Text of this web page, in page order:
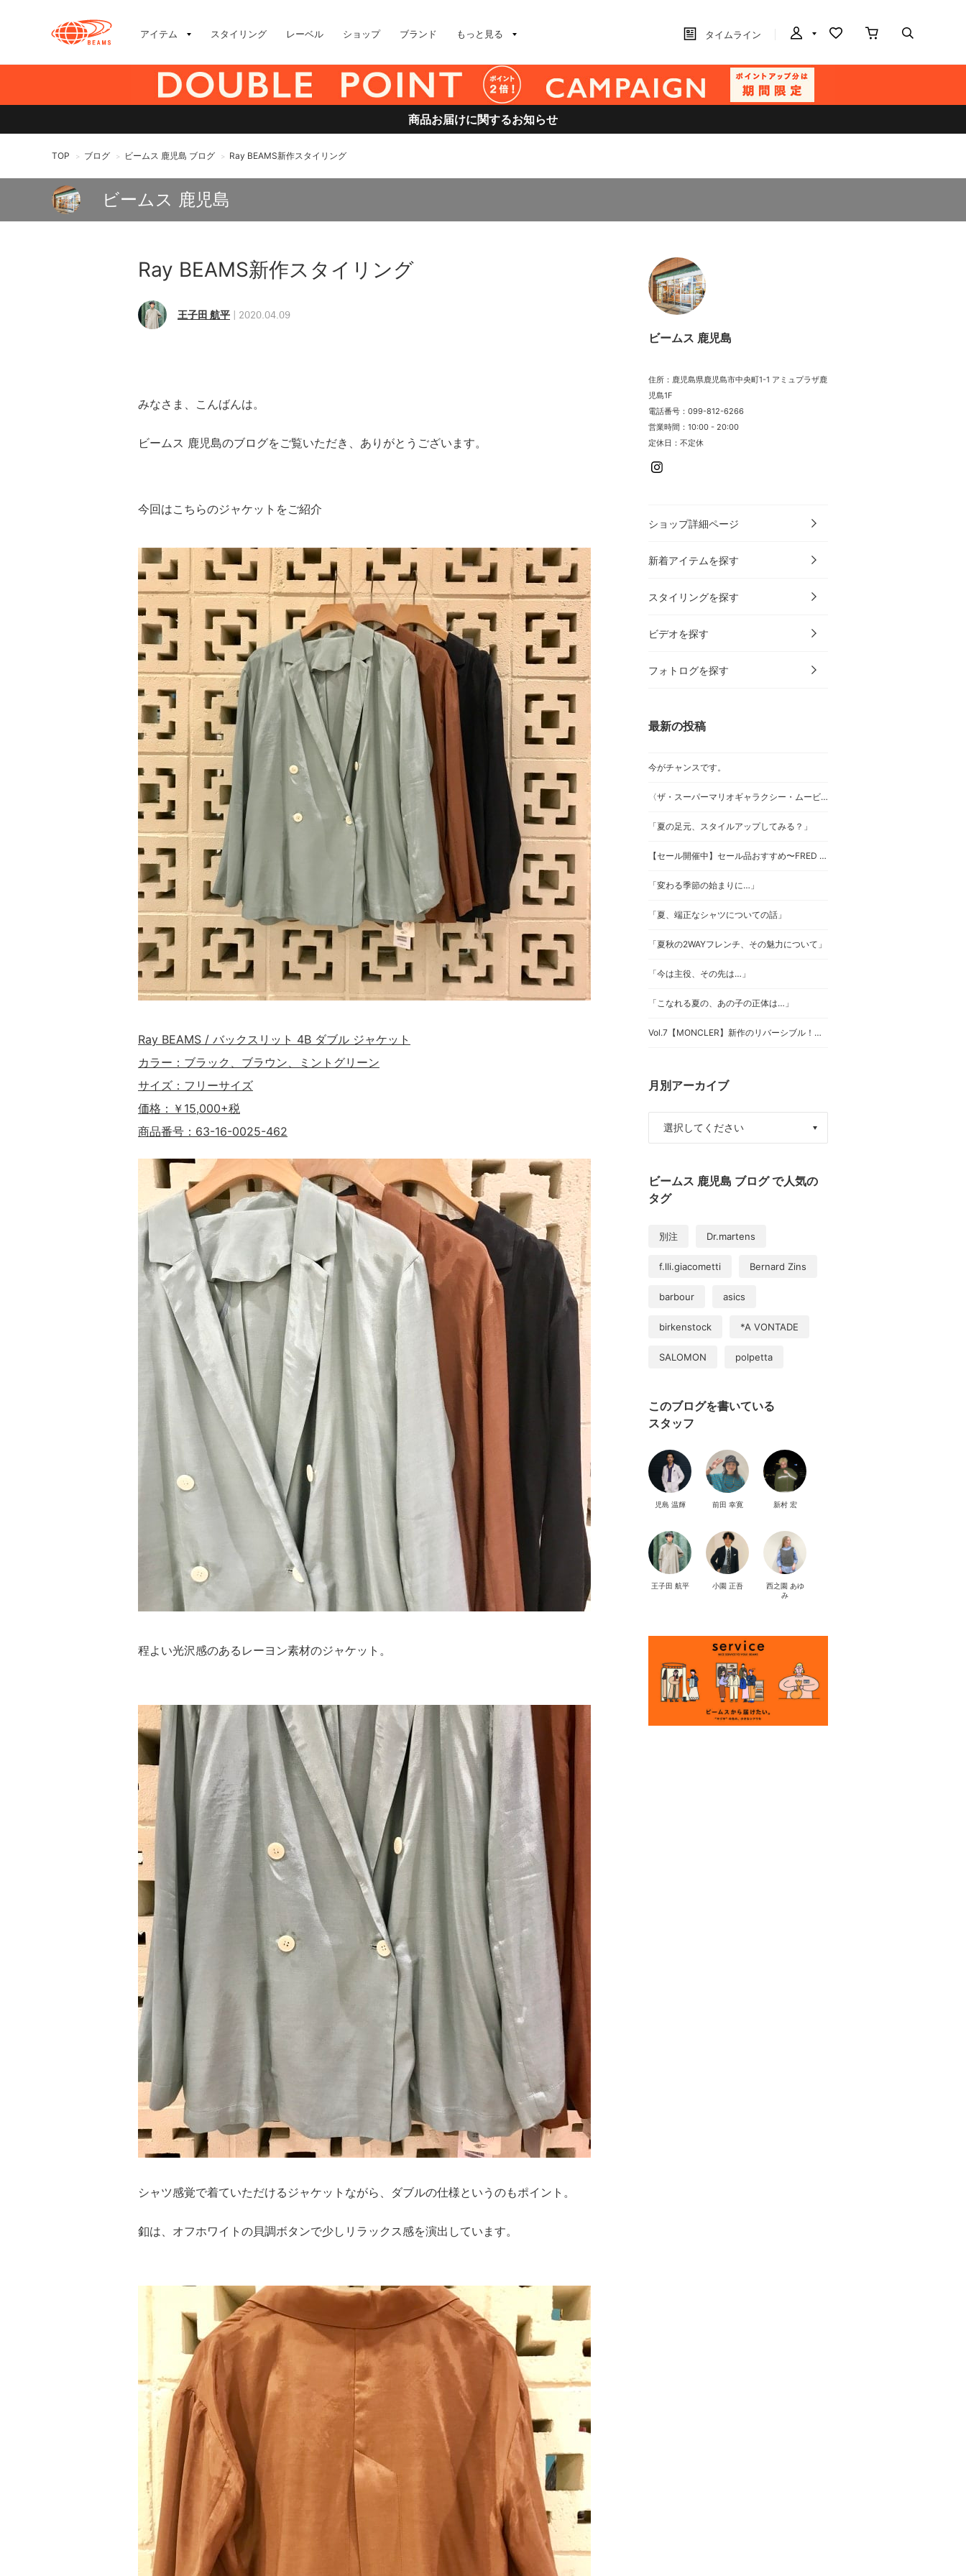
アイテム スタイリング レーベル ショップ ブランド もっと見る タイムライン
商品お届けに関するお知らせ
TOP > ブログ > ビームス 鹿児島 ブログ > Ray BEAMS新作スタイリング
ビームス 鹿児島
Ray BEAMS新作スタイリング
王子田 航平 2020.04.09
みなさま、こんばんは。
ビームス 鹿児島のブログをご覧いただき、ありがとうございます。
今回はこちらのジャケットをご紹介
Ray BEAMS / バックスリット 4B ダブル ジャケット
カラー：ブラック、ブラウン、ミントグリーン
サイズ：フリーサイズ
価格：￥15,000+税
商品番号：63-16-0025-462
程よい光沢感のあるレーヨン素材のジャケット。
シャツ感覚で着ていただけるジャケットながら、ダブルの仕様というのもポイント。
釦は、オフホワイトの貝調ボタンで少しリラックス感を演出しています。
ビームス 鹿児島
住所：鹿児島県鹿児島市中央町1-1 アミュプラザ鹿
児島1F
電話番号：099-812-6266
営業時間：10:00 - 20:00
定休日：不定休
ショップ詳細ページ
新着アイテムを探す
スタイリングを探す
ビデオを探す
フォトログを探す
最新の投稿
今がチャンスです。
〈ザ・スーパーマリオギャラクシー・ムービー〉×〈BEAMS(ビームス)〉アイテム紹介！！
「夏の足元、スタイルアップしてみる？」
【セール開催中】セール品おすすめ〜FRED PERRY編〜
「変わる季節の始まりに…」
「夏、端正なシャツについての話」
「夏秋の2WAYフレンチ、その魅力について」
「今は主役、その先は…」
「こなれる夏の、あの子の正体は…」
Vol.7【MONCLER】新作のリバーシブル！？なジャケット
月別アーカイブ
ビームス 鹿児島 ブログ で人気の
タグ
別注 Dr.martens
f.lli.giacometti Bernard Zins
barbour asics
birkenstock *A VONTADE
SALOMON polpetta
このブログを書いている
スタッフ
児島 温輝 前田 幸寛 新村 宏
王子田 航平 小園 正吾
西之園 あゆ
み